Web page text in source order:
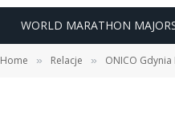
WORLD MARATHON
Home » Relacje » ONICO